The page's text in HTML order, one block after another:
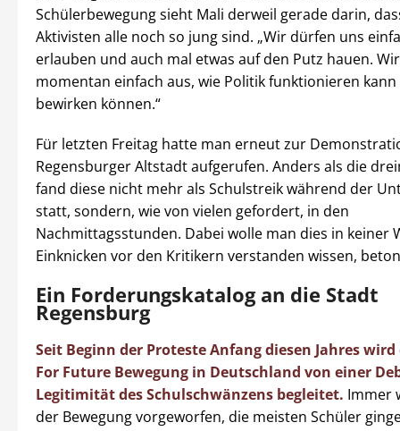
Schülerbewegung sieht Mali derweil gerade darin,
Aktivisten alle noch so jung sind. „Wir dürfen uns
erlauben und auch mal etwas auf den Putz hauen.
momentan einfach aus, wie Politik funktionieren
bewirken können.“
Für letzten Freitag hatte man erneut zur
Regensburger Altstadt aufgerufen. Anders als die
fand diese nicht mehr als Schulstreik während der
statt, sondern, wie von vielen gefordert, in den
Nachmittagsstunden. Dabei wolle man dies in keiner
Einknicken vor den Kritikern verstanden wissen,
Ein Forderungskatalog an die Stadt
Regensburg
Seit Beginn der Proteste Anfang diesen Jahres wird
For Future Bewegung in Deutschland von einer
Legitimität des Schulschwänzens begleitet. Immer
der Bewegung vorgeworfen, die meisten Schüler